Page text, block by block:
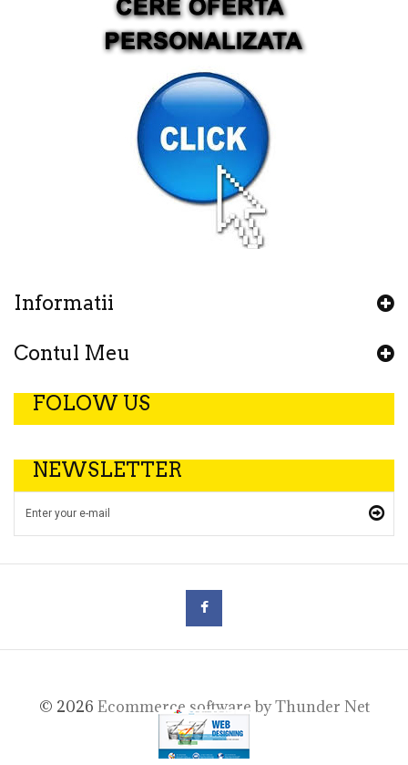
Informatii
© 2026 Ecommerce software by Thunder Net
Contul Meu
FOLOW US
NEWSLETTER